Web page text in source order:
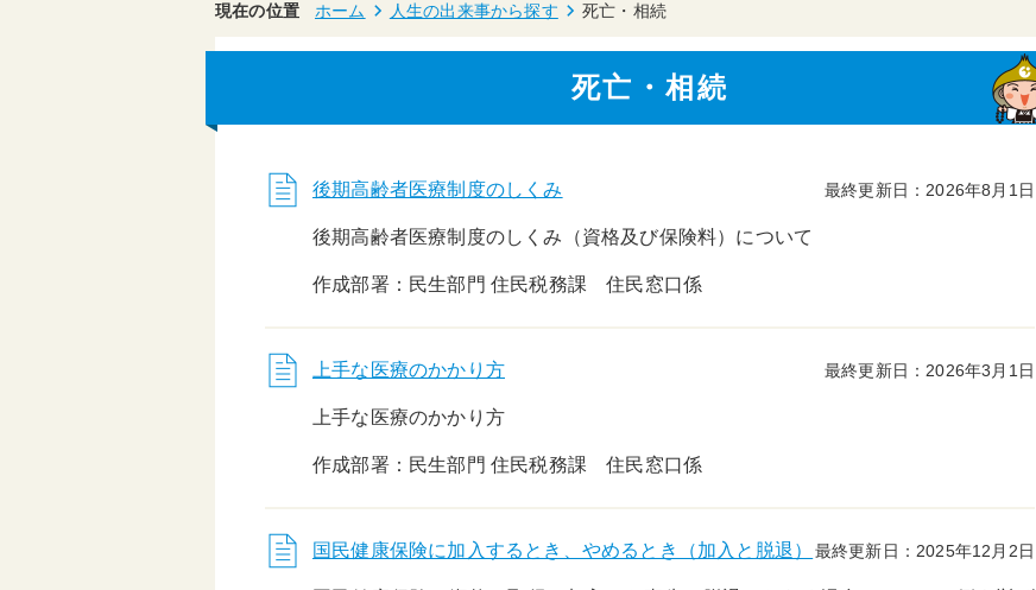
上水道・下水道 道路・交通 住宅・土地
申請書・証明書 支援 環境
防災 防犯 交通安全
医療 健康・保健 福祉・介護
保育・子育て 教育 生涯学習
農業・林業・漁業 商工業 仕事
行政 情報公開 入札・契約
広報 募集 申請手続き
グラム
現在の位置 ホーム 人生の出来事から探す 死亡・相続
死亡・相続
後期高齢者医療制度のしくみ 最終更新日：2026年8月1日
後期高齢者医療制度のしくみ（資格及び保険料）について
作成部署：民生部門 住民税務課 住民窓口係
上手な医療のかかり方 最終更新日：2026年3月1日
上手な医療のかかり方
作成部署：民生部門 住民税務課 住民窓口係
国民健康保険に加入するとき、やめるとき（加入と脱退） 最終更新日：2025年12月2日